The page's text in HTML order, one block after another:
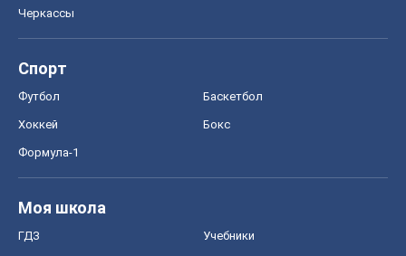
Черкассы
Спорт
Футбол Баскетбол
Хоккей Бокс
Формула-1
Моя школа
ГДЗ Учебники